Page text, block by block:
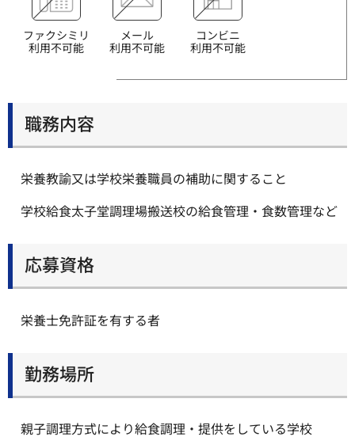
ファクシミリ
利用不可能
メール
利用不可能
コンビニ
利用不可能
職務内容
栄養教諭又は学校栄養職員の補助に関すること
学校給食太子堂調理場搬送校の給食管理・食数管理など
応募資格
栄養士免許証を有する者
勤務場所
親子調理方式により給食調理・提供をしている学校